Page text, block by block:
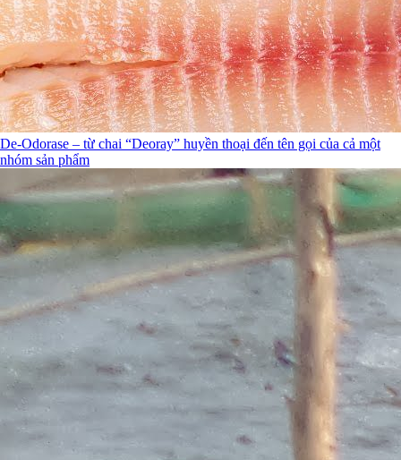
De-Odorase – từ chai “Deoray” huyền thoại đến tên gọi của cả một
nhóm sản phẩm